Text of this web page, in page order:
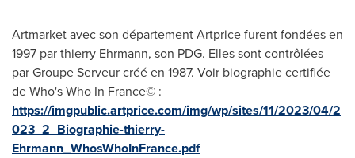
Artmarket avec son département Artprice furent fondées en
1997 par thierry Ehrmann, son PDG. Elles sont contrôlées
par Groupe Serveur créé en 1987. Voir biographie certifiée
de Who's Who In France© :
https://imgpublic.artprice.com/img/wp/sites/11/2023/04/2
023_2_Biographie-thierry-
Ehrmann_WhosWhoInFrance.pdf